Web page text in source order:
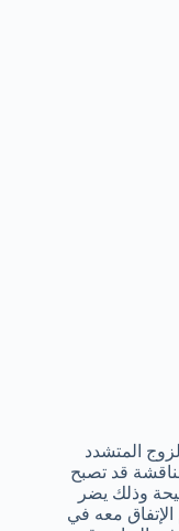
المتشدد
قد تصبح
وذلك يضر
معه في